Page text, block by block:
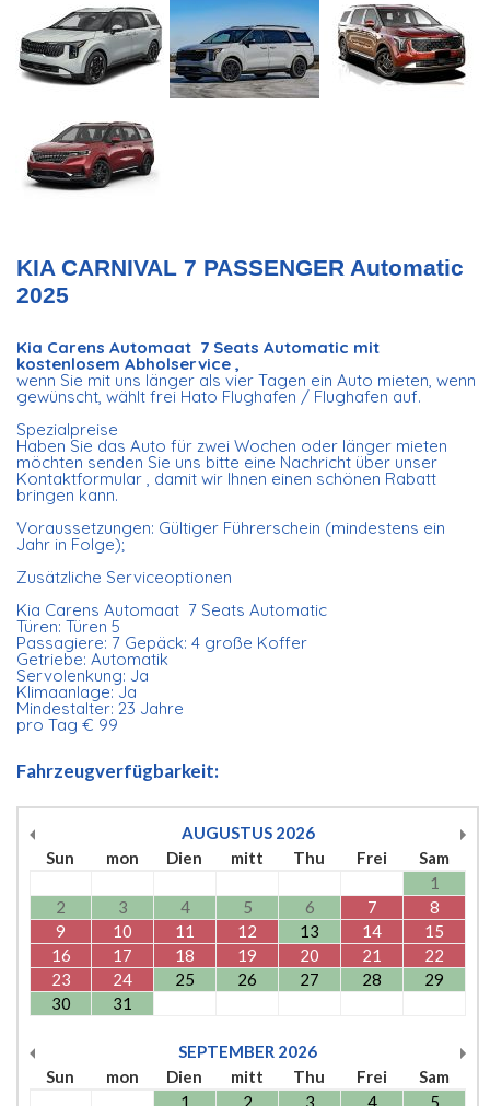
KIA CARNIVAL 7 PASSENGER Automatic
2025
Kia Carens Automaat 7 Seats Automatic​ mit
kostenlosem Abholservice ,
wenn Sie mit uns länger als vier Tagen ein Auto mieten, wenn
gewünscht, wählt frei Hato Flughafen / Flughafen auf.
Spezialpreise
Haben Sie das Auto für zwei Wochen oder länger mieten
möchten senden Sie uns bitte eine Nachricht über unser
Kontaktformular , damit wir Ihnen einen schönen Rabatt
bringen kann.
Voraussetzungen: Gültiger Führerschein (mindestens ein
Jahr in Folge);
Zusätzliche Serviceoptionen
Kia Carens Automaat 7 Seats Automatic
Türen: Türen 5
Passagiere: 7 Gepäck: 4 große Koffer
Getriebe: Automatik
Servolenkung: Ja
Klimaanlage: Ja
Mindestalter: 23 Jahre
pro Tag € 99
Fahrzeugverfügbarkeit:
AUGUSTUS 2026
Sun
mon Dien mitt Thu Frei
Sam
1
2
3 4 5 6 7
8
9
10 11 12 13 14
15
16
17 18 19 20 21
22
23
24 25 26 27 28
29
30
31
SEPTEMBER 2026
Sun
mon Dien mitt Thu Frei
Sam
1
2 3 4
5